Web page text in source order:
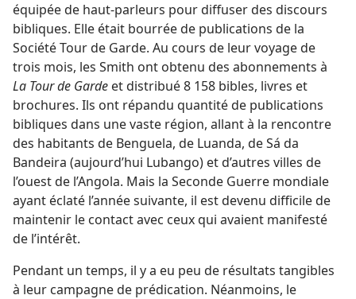
équipée de haut-parleurs pour diffuser des discours
bibliques. Elle était bourrée de publications de la
Société Tour de Garde. Au cours de leur voyage de
trois mois, les Smith ont obtenu des abonnements à
La Tour de Garde et distribué 8 158 bibles, livres et
brochures. Ils ont répandu quantité de publications
bibliques dans une vaste région, allant à la rencontre
des habitants de Benguela, de Luanda, de Sá da
Bandeira (aujourd’hui Lubango) et d’autres villes de
l’ouest de l’Angola. Mais la Seconde Guerre mondiale
ayant éclaté l’année suivante, il est devenu difficile de
maintenir le contact avec ceux qui avaient manifesté
de l’intérêt.
Pendant un temps, il y a eu peu de résultats tangibles
à leur campagne de prédication. Néanmoins, le